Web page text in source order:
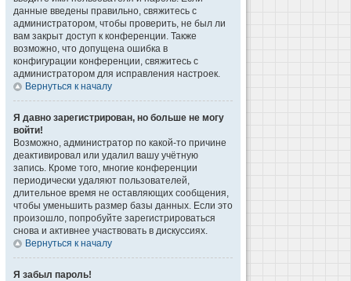
данные введены правильно, свяжитесь с
администратором, чтобы проверить, не был ли
вам закрыт доступ к конференции. Также
возможно, что допущена ошибка в
конфигурации конференции, свяжитесь с
администратором для исправления настроек.
Вернуться к началу
Я давно зарегистрирован, но больше не могу
войти!
Возможно, администратор по какой-то причине
деактивировал или удалил вашу учётную
запись. Кроме того, многие конференции
периодически удаляют пользователей,
длительное время не оставляющих сообщения,
чтобы уменьшить размер базы данных. Если это
произошло, попробуйте зарегистрироваться
снова и активнее участвовать в дискуссиях.
Вернуться к началу
Я забыл пароль!